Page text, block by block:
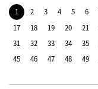
1 2 3 4 5 6
17
18 19 20 21
31
32 33 34 35
45
46 47 48 49